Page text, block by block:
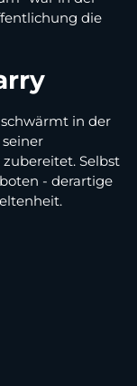
die
in der
Selbst
- derartige